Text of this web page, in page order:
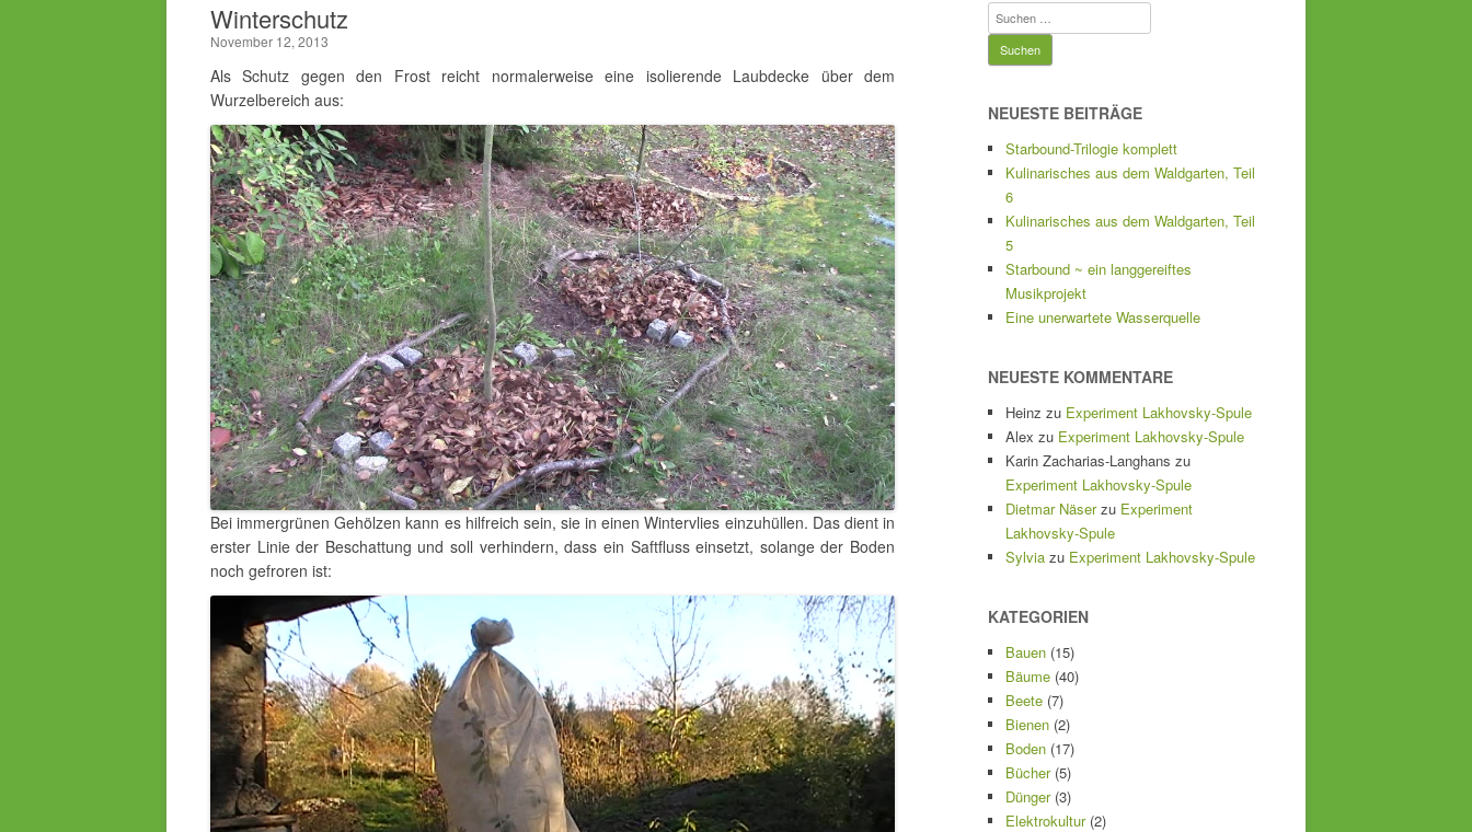
Winterschutz
November 12, 2013
Als Schutz gegen den Frost reicht normalerweise eine isolierende Laubdecke über dem
Wurzelbereich aus:
Bei immergrünen Gehölzen kann es hilfreich sein, sie in einen Wintervlies einzuhüllen. Das dient in
erster Linie der Beschattung und soll verhindern, dass ein Saftfluss einsetzt, solange der Boden
noch gefroren ist:
Suchen
nach:
NEUESTE BEITRÄGE
Starbound-Trilogie komplett
Kulinarisches aus dem Waldgarten, Teil
6
Kulinarisches aus dem Waldgarten, Teil
5
Starbound ~ ein langgereiftes
Musikprojekt
Eine unerwartete Wasserquelle
NEUESTE KOMMENTARE
Heinz zu Experiment Lakhovsky-Spule
Alex zu Experiment Lakhovsky-Spule
Karin Zacharias-Langhans zu
Experiment Lakhovsky-Spule
Dietmar Näserzu Experiment
Lakhovsky-Spule
Sylvia zu Experiment Lakhovsky-Spule
KATEGORIEN
Bauen (15)
Bäume (40)
Beete (7)
Bienen (2)
Boden (17)
Bücher(5)
Dünger(3)
Elektrokultur(2)